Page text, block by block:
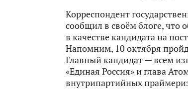
Корреспондент
сообщил в своём блоге, что
в качестве кандидата на
Напомним, 10 октября
Главный кандидат — всем
«Единая Россия» и глава
внутрипартийных